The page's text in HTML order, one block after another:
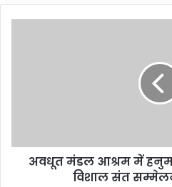
अवधूत मंडल आश्रम में
विशाल संत